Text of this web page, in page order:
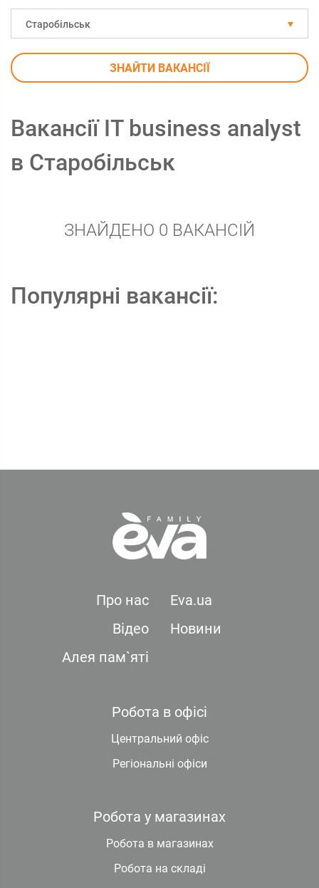
Старобільськ
ЗНАЙТИ ВАКАНСІЇ
Вакансії IT business analyst
в Старобільськ
ЗНАЙДЕНО 0 ВАКАНСІЙ
Популярні вакансії:
Про нас
Eva.ua
Відео
Новини
Алея пам`яті
Робота в офісі
Центральний офіс
Регіональні офіси
Робота у магазинах
Робота в магазинах
Робота на складі